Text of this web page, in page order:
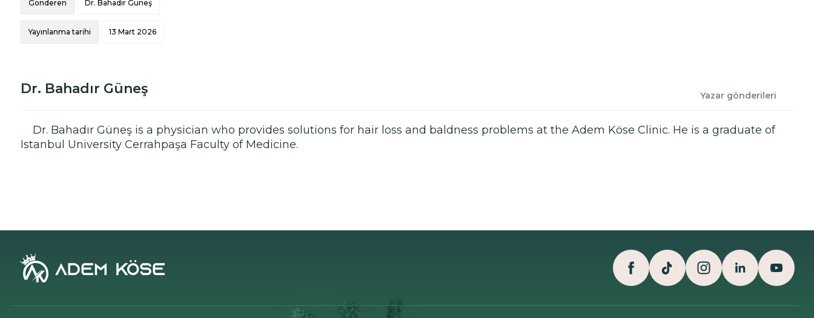
Gönderen Dr. Bahadır Güneş
Yayınlanma tarihi 13 Mart 2026
Dr. Bahadır Güneş Yazar gönderileri
Dr. Bahadır Güneş is a physician who provides solutions for hair loss and baldness problems at the Adem Köse Clinic. He is a graduate of
Istanbul University Cerrahpaşa Faculty of Medicine.